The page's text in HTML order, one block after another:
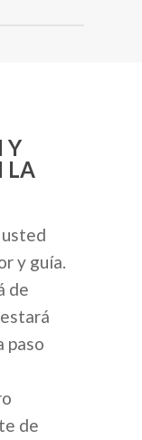
Y
LA
usted
y guía.
de
paso
de